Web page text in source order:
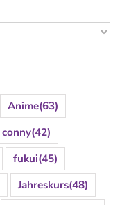
Anime(63)
conny(42)
fukui(45)
Jahreskurs(48)